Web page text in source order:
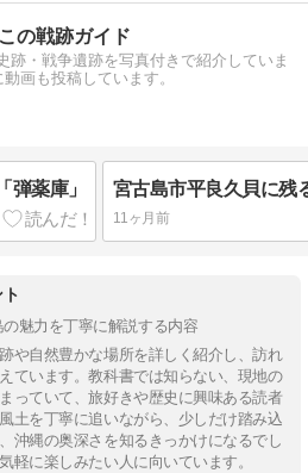
の戦跡ガイド
跡・戦争遺跡を写真付きで紹介していま
画も投稿しています。
弾薬庫」
11ヶ月前
魅力を丁寧に解説する内容
や自然豊かな場所を詳しく紹介し、訪れ
ています。教科書では知らない、現地の
っていて、旅好きや歴史に興味ある読者
土を丁寧に追いながら、少しだけ踏み込
沖縄の奥深さを知るきっかけになるでし
軽に楽しみたい人に向いています。